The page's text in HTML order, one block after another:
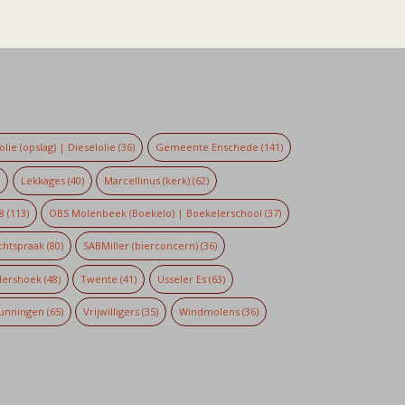
(opslag) | Dieselolie (36) Gemeente Enschede (141)
Lekkages(40) Marcellinus (kerk) (62)
(113) OBS Molenbeek (Boekelo) | Boekelerschool (37)
(80) SABMiller (bierconcern) (36)
(48) Twente (41) Usseler Es(63)
(65) Vrijwilligers (35) Windmolens(36)